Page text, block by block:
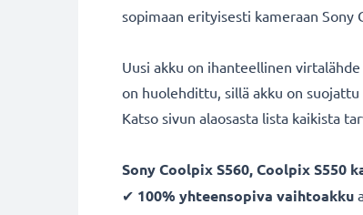
sopimaan erityisesti kameraan Sony
Uusi akku on ihanteellinen
on huolehdittu, sillä akku on
Katso sivun alaosasta lista kaikista
Sony Coolpix S560, Coolpix S550
✔ 100% yhteensopiva vaihtoakku